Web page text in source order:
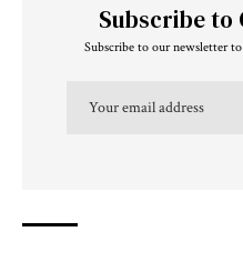
Subscribe to
Subscribe to our newsletter